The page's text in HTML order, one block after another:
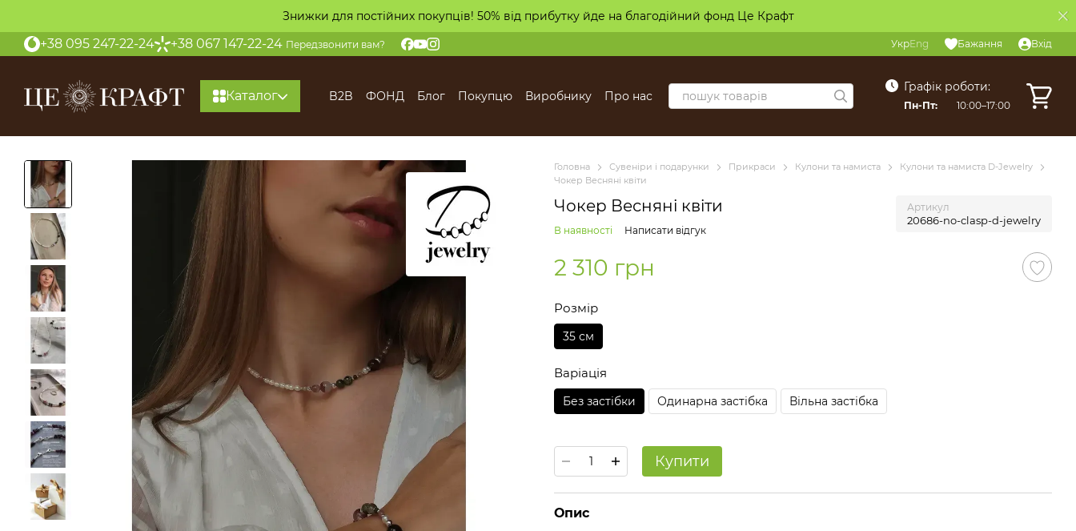
Знижки для постійних покупців! 50% від прибутку йде на благодійний фонд Це Крафт
+38 095 247-22-24 +38 067 147-22-24 Передзвонити вам? УкрEng Бажання Вхід
Каталог B2B ФОНД Блог Покупцю Виробнику Про нас
Графік роботи:
Пн-Пт: 10:00–17:00
Головна Сувеніри і подарунки Прикраси Кулони та намиста
Кулони та намиста D-Jewelry
Чокер Весняні квіти
Чокер Весняні квіти Артикул
20686-no-clasp-d-jewelry
В наявності Написати відгук
2 310 грн
Розмір
35 см
Варіація
Без застібки Одинарна застібка Вільна застібка
Купити
Опис